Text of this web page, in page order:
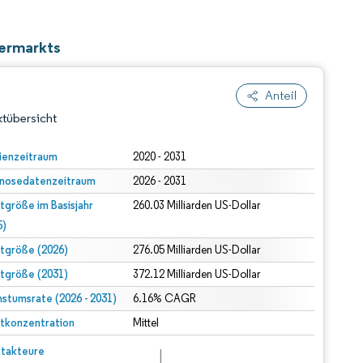
Anteil
2020 - 2031
2026 - 2031
im Basisjahr
260.03 Milliarden US-Dollar
(2026) 276.05 Milliarden US-Dollar
(2031) 372.12 Milliarden US-Dollar
(2026 - 2031) 6.16% CAGR
Mittel
Intelligence. Wiederverwendung erfordert Namensnennung gemäß CC BY 4.0.
gemäß CC BY 4.0.